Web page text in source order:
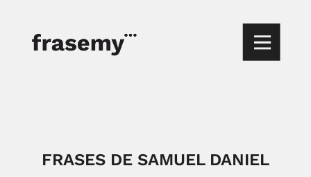
FRASES DE SAMUEL DANIEL